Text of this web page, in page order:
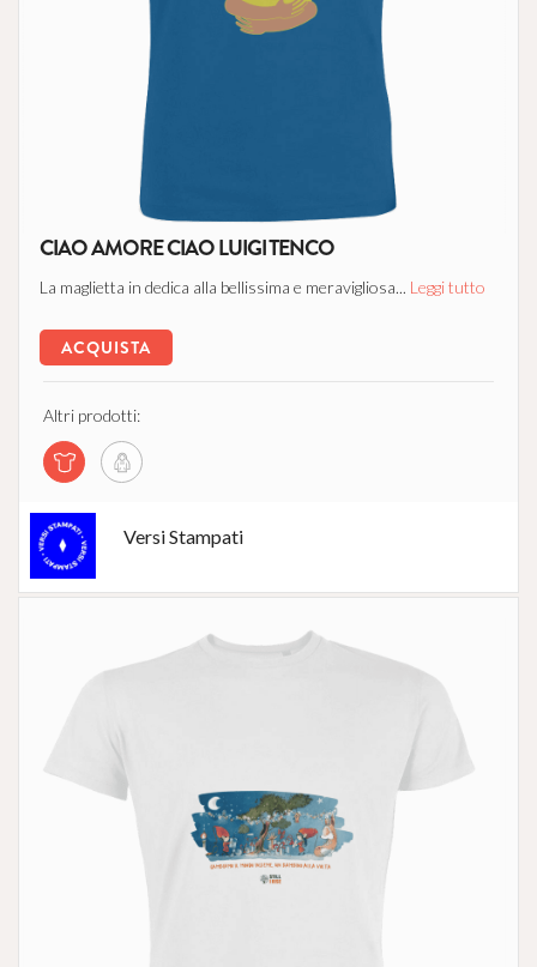
CIAO AMORE CIAO LUIGI TENCO
La maglietta in dedica alla bellissima e meravigliosa... Leggi tutto
ACQUISTA
Altri prodotti:
Versi Stampati